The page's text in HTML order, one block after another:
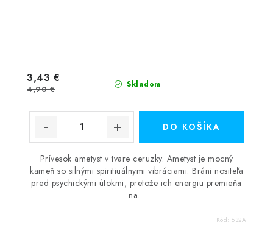
Skladom
3,43 €
4,90 €
DO KOŠÍKA
Prívesok ametyst v tvare ceruzky. Ametyst je mocný
kameň so silnými spiritiuálnymi vibráciami. Bráni nositeľa
pred psychickými útokmi, pretože ich energiu premieňa
na...
Kód: 632A